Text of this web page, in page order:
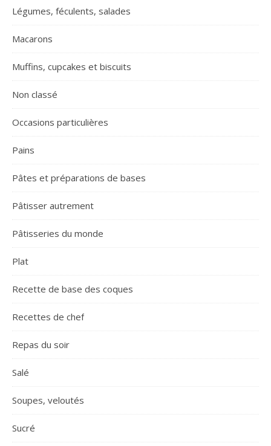
Légumes, féculents, salades
Macarons
Muffins, cupcakes et biscuits
Non classé
Occasions particulières
Pains
Pâtes et préparations de bases
Pâtisser autrement
Pâtisseries du monde
Plat
Recette de base des coques
Recettes de chef
Repas du soir
Salé
Soupes, veloutés
Sucré